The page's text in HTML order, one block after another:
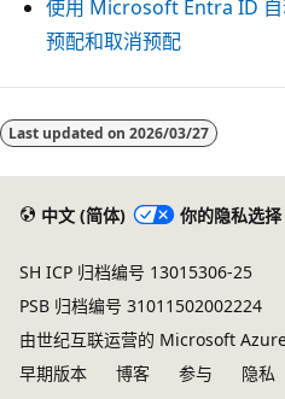
使用 Microsoft Entra ID 自
预配和取消预配
Last updated on 2026/03/27
中文 (简体) 你的隐私选择
SH ICP 归档编号 13015306-25
PSB 归档编号 31011502002224
由世纪互联运营的 Microsoft
早期版本
博客 参与 隐私